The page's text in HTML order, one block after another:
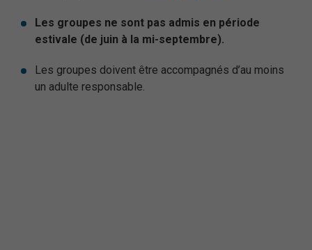
Les groupes ne sont pas admis en période
estivale (de juin à la mi-septembre).
Les groupes doivent être accompagnés d’au moins
un adulte responsable.